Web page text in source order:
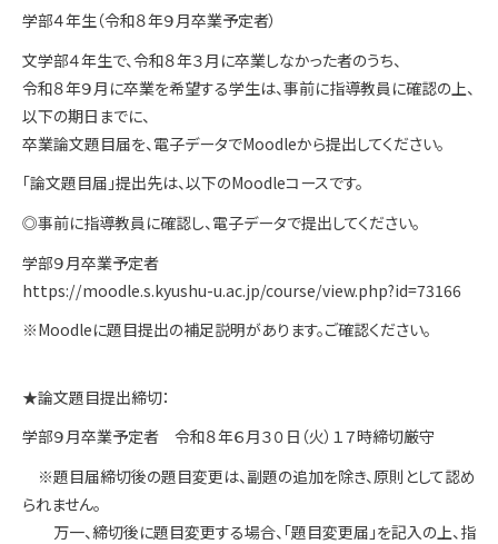
学部４年生（令和８年９月卒業予定者）
文学部４年生で、令和８年３月に卒業しなかった者のうち、
令和８年９月に卒業を希望する学生は、事前に指導教員に確認の上、
以下の期日までに、
卒業論文題目届を、電子データでMoodleから提出してください。
「論文題目届」提出先は、以下のMoodleコースです。
◎事前に指導教員に確認し、電子データで提出してください。
学部９月卒業予定者
https://moodle.s.kyushu-u.ac.jp/course/view.php?id=73166
※Moodleに題目提出の補足説明があります。ご確認ください。
★論文題目提出締切：
学部９月卒業予定者 令和８年６月３０日（火）１７時締切厳守
※題目届締切後の題目変更は、副題の追加を除き、原則として認め
られません。
万一、締切後に題目変更する場合、「題目変更届」を記入の上、指